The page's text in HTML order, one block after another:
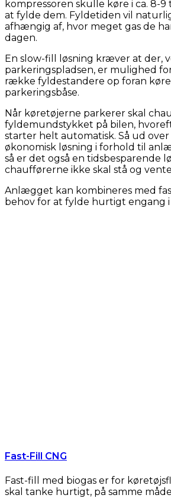
kompressoren skulle køre i ca. 8-
at fylde dem. Fyldetiden vil
afhængig af, hvor meget gas de
dagen.
En slow-fill løsning kræver at der,
parkeringspladsen, er mulighed
række fyldestandere op foran
parkeringsbåse.
Når køretøjerne parkerer skal
fyldemundstykket på bilen,
starter helt automatisk. Så ud
økonomisk løsning i forhold til
så er det også en tidsbesparende
chaufførerne ikke skal stå og
Anlægget kan kombineres med
behov for at fylde hurtigt engang
Fast-Fill CNG
Fast-fill med biogas er for
skal tanke hurtigt, på samme